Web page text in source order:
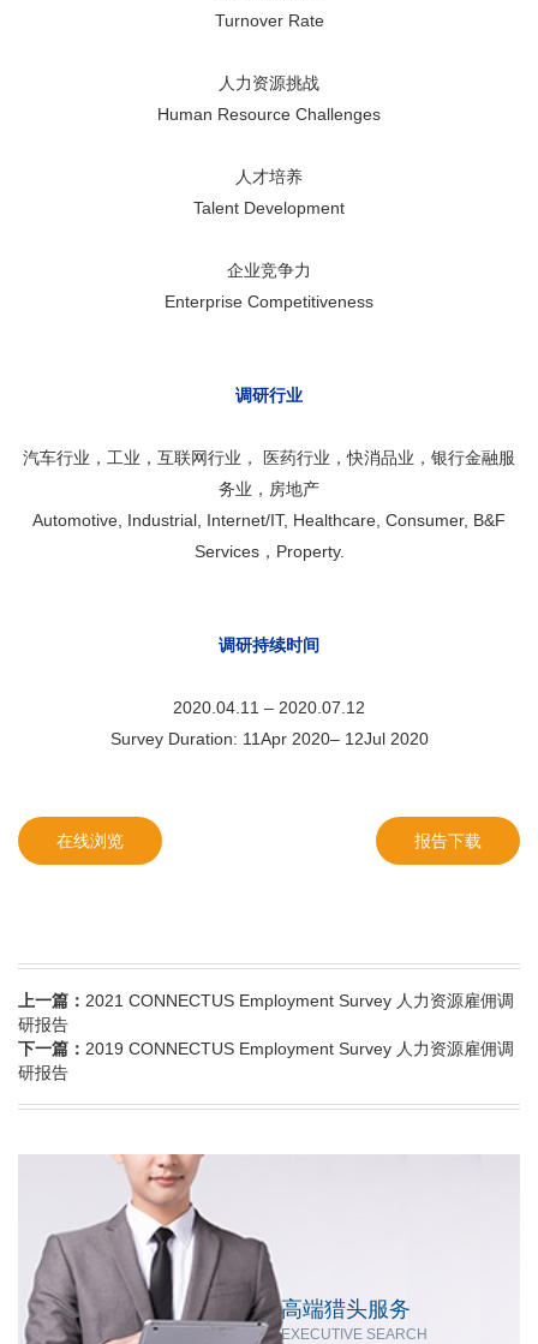
Turnover Rate
人力资源挑战
Human Resource Challenges
人才培养
Talent Development
企业竞争力
Enterprise Competitiveness
调研行业
汽车行业，工业，互联网行业， 医药行业，快消品业，银行金融服
务业，房地产
Automotive, Industrial, Internet/IT, Healthcare, Consumer, B&F
Services，Property.
调研持续时间
2020.04.11 – 2020.07.12
Survey Duration: 11Apr 2020– 12Jul 2020
在线浏览 报告下载
上一篇： 2021 CONNECTUS Employment Survey 人力资源雇佣调
研报告
下一篇： 2019 CONNECTUS Employment Survey 人力资源雇佣调
研报告
高端猎头服务
EXECUTIVE SEARCH